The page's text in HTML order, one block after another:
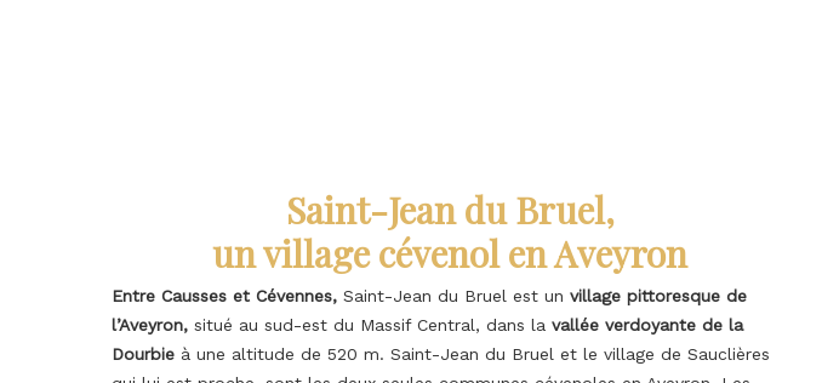
Saint-Jean du Bruel,
un village cévenol en Aveyron
Entre Causses et Cévennes, Saint-Jean du Bruel est un village pittoresque de
l’Aveyron, situé au sud-est du Massif Central, dans la vallée verdoyante de la
Dourbie à une altitude de 520 m. Saint-Jean du Bruel et le village de Sauclières